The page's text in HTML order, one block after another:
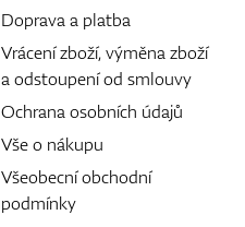
Doprava a platba
Vrácení zboží, výměna zboží
a odstoupení od smlouvy
Ochrana osobních údajů
Vše o nákupu
Všeobecní obchodní
podmínky